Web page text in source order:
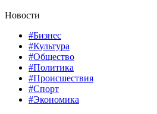
Новости
#Бизнес
#Культура
#Общество
#Политика
#Происшествия
#Спорт
#Экономика